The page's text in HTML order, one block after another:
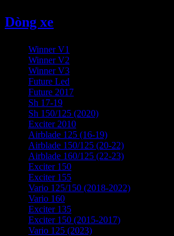
Dòng xe
Winner V1
Winner V2
Winner V3
Future Led
Future 2017
Sh 17-19
Sh 150/125 (2020)
Exciter 2010
Airblade 125 (16-19)
Airblade 150/125 (20-22)
Airblade 160/125 (22-23)
Exciter 150
Exciter 155
Vario 125/150 (2018-2022)
Vario 160
Exciter 135
Exciter 150 (2015-2017)
Vario 125 (2023)